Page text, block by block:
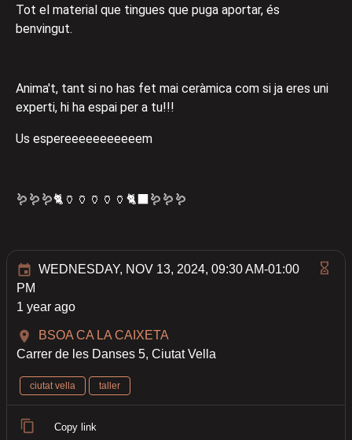
Tot el material que tingues que puga aportar, és
benvingut.
Anima't, tant si no has fet mai ceràmica com si ja eres uni
experti, hi ha espai per a tu!!!
Us espereeeeeeeeeeem
🪱🪱🪱🐈🏺🏺🏺🏺🏺🐈‍⬛🪱🪱🪱
WEDNESDAY, NOV 13, 2024, 09:30 AM-01:00
PM
1 year ago
BSOA CA LA CAIXETA
Carrer de les Danses 5, Ciutat Vella
ciutat vella taller
Copy link